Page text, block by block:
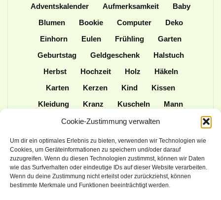
Cookie-Zustimmung verwalten
Um dir ein optimales Erlebnis zu bieten, verwenden wir Technologien wie
Cookies, um Geräteinformationen zu speichern und/oder darauf
zuzugreifen. Wenn du diesen Technologien zustimmst, können wir Daten
wie das Surfverhalten oder eindeutige IDs auf dieser Website verarbeiten.
Wenn du deine Zustimmung nicht erteilst oder zurückziehst, können
bestimmte Merkmale und Funktionen beeinträchtigt werden.
Adventskalender Aufmerksamkeit
Baby
Blumen
Bookie Computer
Deko
Einhorn
Eulen Frühling
Garten
Geburtstag
Geldgeschenk
Halstuch
Herbst
Hochzeit Holz
Häkeln
Karten
Kerzen Kind
Kissen
Kleidung
Kranz Kuscheln
Mann
Mütze
Naturmaterialien
Nähen
Ordner
Ostern
Patchwork
Plotter
Praktisches
Schulanfang
Spielen
Stampin up Stoff
Stricken
Tasche
Tiere Upcycling
Weihnachten